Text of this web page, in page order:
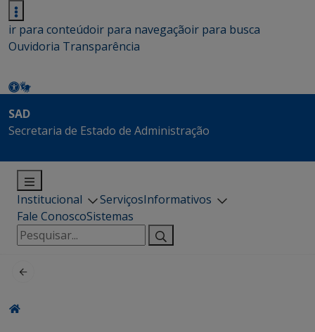
ir para conteúdoir para navegaçãoir para busca
Ouvidoria Transparência
SAD
Secretaria de Estado de Administração
Institucional ServiçosInformativos
Fale ConoscoSistemas
Pesquisar
por: